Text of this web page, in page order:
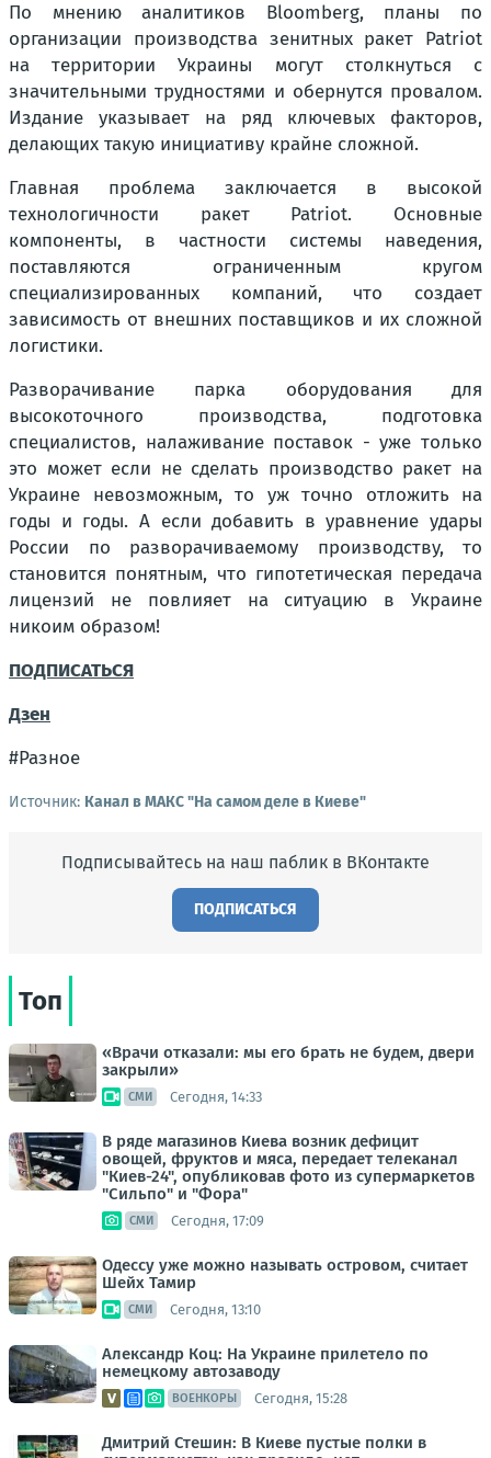
По мнению аналитиков Bloomberg, планы по
организации производства зенитных ракет Patriot
на территории Украины могут столкнуться с
значительными трудностями и обернутся провалом.
Издание указывает на ряд ключевых факторов,
делающих такую инициативу крайне сложной.
Главная проблема заключается в высокой
технологичности ракет Patriot. Основные
компоненты, в частности системы наведения,
поставляются ограниченным кругом
специализированных компаний, что создает
зависимость от внешних поставщиков и их сложной
логистики.
Разворачивание парка оборудования для
высокоточного производства, подготовка
специалистов, налаживание поставок - уже только
это может если не сделать производство ракет на
Украине невозможным, то уж точно отложить на
годы и годы. А если добавить в уравнение удары
России по разворачиваемому производству, то
становится понятным, что гипотетическая передача
лицензий не повлияет на ситуацию в Украине
никоим образом!
ПОДПИСАТЬСЯ
Дзен
#Разное
Источник: Канал в МАКС "На самом деле в Киеве"
Подписывайтесь на наш паблик в ВКонтакте
ПОДПИСАТЬСЯ
Топ
«Врачи отказали: мы его брать не будем, двери
закрыли»
СМИ Сегодня, 14:33
В ряде магазинов Киева возник дефицит
овощей, фруктов и мяса, передает телеканал
"Киев-24", опубликовав фото из супермаркетов
"Сильпо" и "Фора"
СМИ Сегодня, 17:09
Одессу уже можно называть островом, считает
Шейх Тамир
СМИ Сегодня, 13:10
Александр Коц: На Украине прилетело по
немецкому автозаводу
ВОЕНКОРЫ Сегодня, 15:28
Дмитрий Стешин: В Киеве пустые полки в